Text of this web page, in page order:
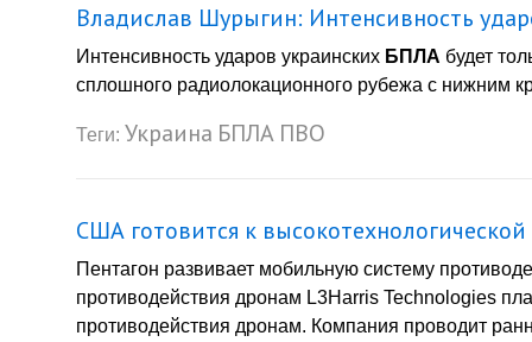
Владислав Шурыгин: Интенсивность
Интенсивность ударов украинских БПЛА будет
сплошного радиолокационного рубежа с нижним
Теги: Украина БПЛА ПВО
США готовится к
Пентагон развивает мобильную систему
противодействия дронам L3Harris Technologies
противодействия дронам. Компания проводит